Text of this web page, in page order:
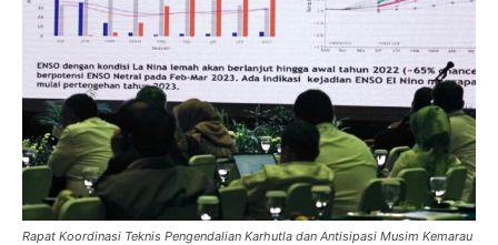
Rapat Koordinasi Teknis Pengendalian Karhutla dan Antisipasi Musim Kemarau